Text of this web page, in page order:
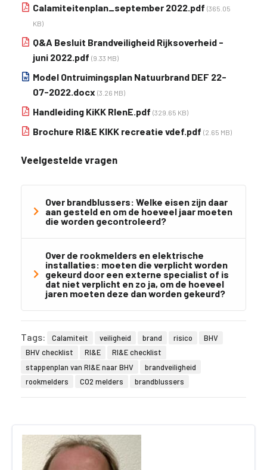
Calamiteitenplan_september 2022.pdf (365.05
KB)
Q&A Besluit Brandveiligheid Rijksoverheid -
juni 2022.pdf (9.33 MB)
Model Ontruimingsplan Natuurbrand DEF 22-
07-2022.docx (3.26 MB)
Handleiding KiKK RIenE.pdf (329.65 KB)
Brochure RI&E KIKK recreatie vdef.pdf (2.65 MB)
Veelgestelde vragen
Over brandblussers: Welke eisen zijn daar
aan gesteld en om de hoeveel jaar moeten
die worden gecontroleerd?
Over de rookmelders en elektrische
installaties: moeten die verplicht worden
gekeurd door een externe specialist of is
dat niet verplicht en zo ja, om de hoeveel
jaren moeten deze dan worden gekeurd?
Tags: Calamiteit veiligheid brand risico
BHV
BHV checklist
RI&E
RI&E checklist
stappenplan van RI&E naar BHV
brandveiligheid
rookmelders
CO2 melders brandblussers